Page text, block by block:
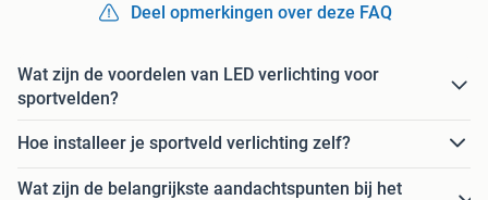
Deel opmerkingen over deze FAQ
Wat zijn de voordelen van LED verlichting voor
sportvelden?
Hoe installeer je sportveld verlichting zelf?
Wat zijn de belangrijkste aandachtspunten bij het